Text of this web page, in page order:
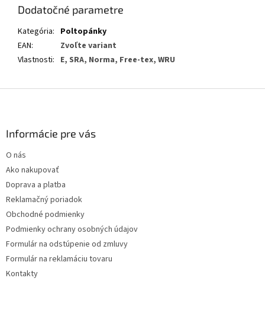
Dodatočné parametre
Kategória: Poltopánky
EAN:
Zvoľte variant
Vlastnosti: E, SRA, Norma, Free-tex, WRU
Informácie pre vás
O nás
Ako nakupovať
Doprava a platba
Reklamačný poriadok
Obchodné podmienky
Podmienky ochrany osobných údajov
Formulár na odstúpenie od zmluvy
Formulár na reklamáciu tovaru
Kontakty